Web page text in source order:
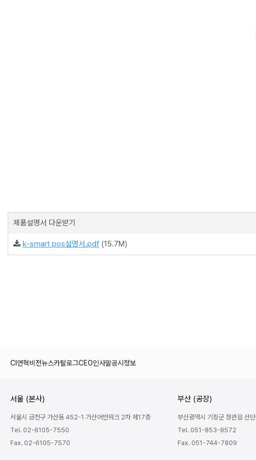
제품설명서 다운받기
k-smart pos설명서.pdf (15.7M)
CI연혁비전뉴스카탈로그CEO인사말공시정보
서울 (본사)
서울시 금천구 가산동 452-1 가산어반워크 2차 제17층
Tel. 02-6105-7550
Fax. 02-6105-7570
부산 (공장)
부산광역시 기장군 정관읍
Tel. 051-853-8572
Fax. 051-744-7809